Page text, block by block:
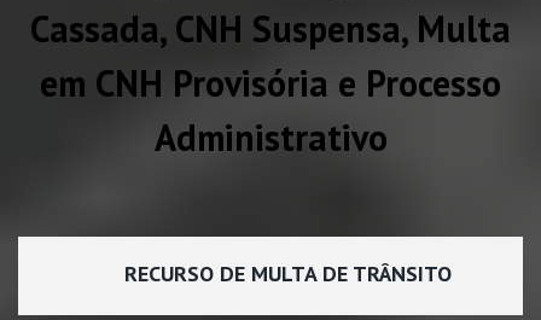
Cassada, CNH Suspensa, Multa
em CNH Provisória e Processo
Administrativo
RECURSO DE MULTA DE TRÂNSITO